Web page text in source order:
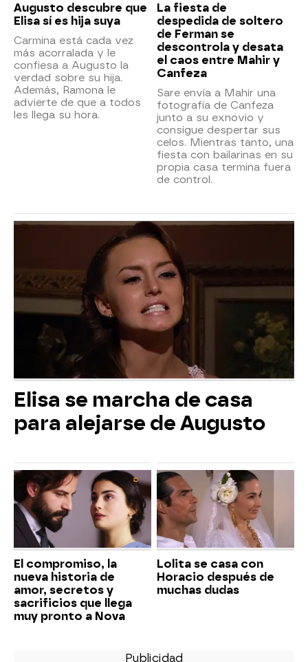
Augusto descubre que
Elisa sí es hija suya
Carmina está cada vez
más acorralada y le
confiesa a Augusto la
verdad sobre su hija.
Además, Ramona le
advierte de que a todos
les llega su hora.
La fiesta de
despedida de soltero
de Ferman se
descontrola y desata
el caos entre Mahir y
Canfeza
Sare envía a Mahir una
fotografía de Canfeza
junto a su exnovio y
consigue despertar sus
celos. Mientras tanto, una
fiesta con bailarinas en su
propia casa termina fuera
de control.
Elisa se marcha de casa
para alejarse de Augusto
El compromiso, la
nueva historia de
amor, secretos y
sacrificios que llega
muy pronto a Nova
Lolita se casa con
Horacio después de
muchas dudas